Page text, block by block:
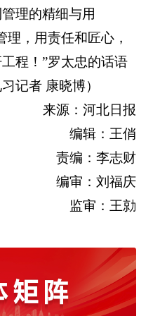
理的精细与用
理，用责任和匠心，
程！”罗太忠的话语
记者 康晓博）
来源：河北日报
编辑：王俏
责编：李志财
编审：刘福庆
监审：王勍